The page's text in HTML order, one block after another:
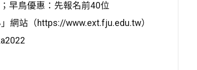
早鳥優惠：先報名前40位
網站（https://www.ext.fju.edu.tw）